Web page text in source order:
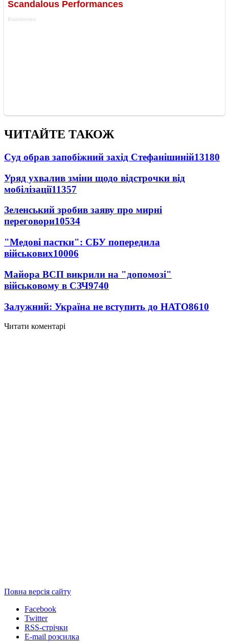
ЧИТАЙТЕ ТАКОЖ
Суд обрав запобіжний захід Стефанішиній13180
Уряд ухвалив зміни щодо відстрочки від
мобілізації11357
Зеленський зробив заяву про мирні
переговори10534
"Медові пастки": СБУ попередила
військових10006
Майора ВСП викрили на "допомозі"
військовому в СЗЧ9740
Залужний: Україна не вступить до НАТО8610
Читати коментарі
Повна версія сайту
Facebook
Twitter
RSS-стрічки
E-mail розсилка